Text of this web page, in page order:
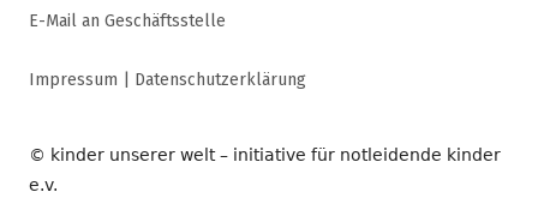
E-Mail an Geschäftsstelle
Impressum Datenschutzerklärung
© kinder unserer welt – initiative für notleidende kinder
e.v.